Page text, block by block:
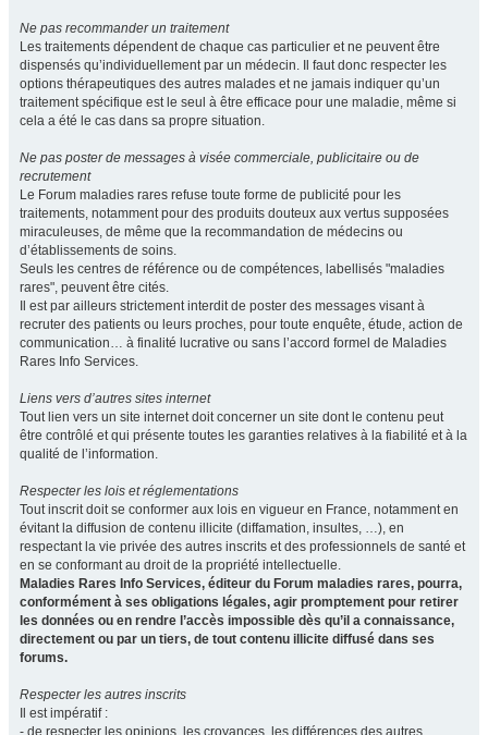
Ne pas recommander un traitement
Les traitements dépendent de chaque cas particulier et ne peuvent être
dispensés qu’individuellement par un médecin. Il faut donc respecter les
options thérapeutiques des autres malades et ne jamais indiquer qu’un
traitement spécifique est le seul à être efficace pour une maladie, même si
cela a été le cas dans sa propre situation.
Ne pas poster de messages à visée commerciale, publicitaire ou de
recrutement
Le Forum maladies rares refuse toute forme de publicité pour les
traitements, notamment pour des produits douteux aux vertus supposées
miraculeuses, de même que la recommandation de médecins ou
d’établissements de soins.
Seuls les centres de référence ou de compétences, labellisés "maladies
rares", peuvent être cités.
Il est par ailleurs strictement interdit de poster des messages visant à
recruter des patients ou leurs proches, pour toute enquête, étude, action de
communication… à finalité lucrative ou sans l’accord formel de Maladies
Rares Info Services.
Liens vers d’autres sites internet
Tout lien vers un site internet doit concerner un site dont le contenu peut
être contrôlé et qui présente toutes les garanties relatives à la fiabilité et à la
qualité de l’information.
Respecter les lois et réglementations
Tout inscrit doit se conformer aux lois en vigueur en France, notamment en
évitant la diffusion de contenu illicite (diffamation, insultes, …), en
respectant la vie privée des autres inscrits et des professionnels de santé et
en se conformant au droit de la propriété intellectuelle.
Maladies Rares Info Services, éditeur du Forum maladies rares, pourra,
conformément à ses obligations légales, agir promptement pour retirer
les données ou en rendre l’accès impossible dès qu’il a connaissance,
directement ou par un tiers, de tout contenu illicite diffusé dans ses
forums.
Respecter les autres inscrits
Il est impératif :
- de respecter les opinions, les croyances, les différences des autres